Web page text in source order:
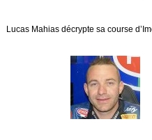
Lucas Mahias décrypte sa course